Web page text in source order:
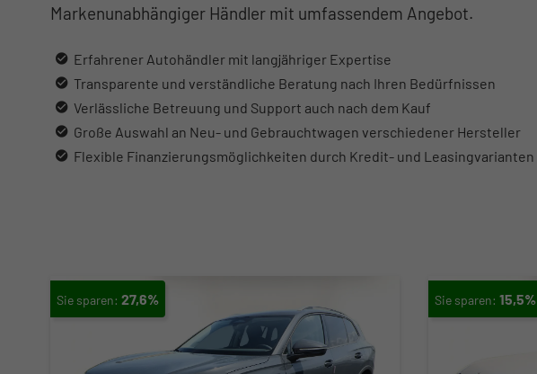
Markenunabhängiger Händler mit umfassendem Angebot.
Erfahrener Autohändler mit langjähriger Expertise
Transparente und verständliche Beratung nach Ihren Bedürfnissen
Verlässliche Betreuung und Support auch nach dem Kauf
Große Auswahl an Neu- und Gebrauchtwagen verschiedener Hersteller
Flexible Finanzierungsmöglichkeiten durch Kredit- und Leasingvarianten
27,6% 15,5%